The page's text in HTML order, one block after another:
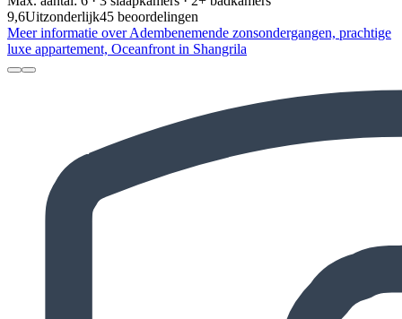
9,6Uitzonderlijk45 beoordelingen
Meer informatie over Adembenemende zonsondergangen, prachtige
luxe appartement, Oceanfront in Shangrila